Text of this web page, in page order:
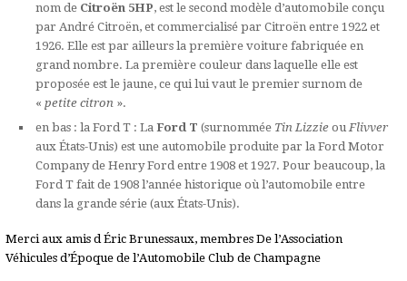
nom de Citroën 5HP, est le second modèle d’automobile conçu
par André Citroën, et commercialisé par Citroën entre 1922 et
1926. Elle est par ailleurs la première voiture fabriquée en
grand nombre. La première couleur dans laquelle elle est
proposée est le jaune, ce qui lui vaut le premier surnom de
«petite citron ».
en bas : la Ford T : LaFord T (surnommée Tin Lizzie ouFlivver
aux États-Unis) est une automobile produite par la Ford Motor
Company de Henry Ford entre 1908 et 1927. Pour beaucoup, la
Ford T fait de 1908 l’année historique où l’automobile entre
dans la grande série (aux États-Unis).
Merci aux amis d Éric Brunessaux, membres De l’Association
Véhicules d’Époque de l’Automobile Club de Champagne